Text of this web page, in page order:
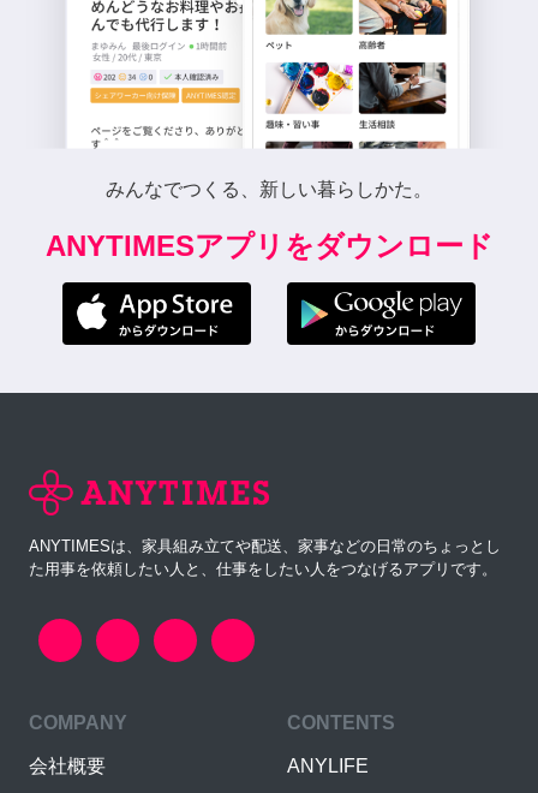
みんなでつくる、新しい暮らしかた。
ANYTIMESアプリをダウンロード
ANYTIMESは、家具組み立てや配送、家事などの日常のちょっとし
た用事を依頼したい人と、仕事をしたい人をつなげるアプリです。
COMPANY
会社概要
CONTENTS
ANYLIFE